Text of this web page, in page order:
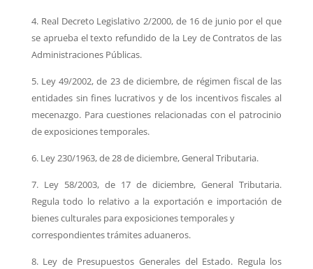
4. Real Decreto Legislativo 2/2000, de 16 de junio por el que
se aprueba el texto refundido de la Ley de Contratos de las
Administraciones Públicas.
5. Ley 49/2002, de 23 de diciembre, de régimen fiscal de las
entidades sin fines lucrativos y de los incentivos fiscales al
mecenazgo. Para cuestiones relacionadas con el patrocinio
deexposiciones temporales.
6. Ley 230/1963, de 28 de diciembre, General Tributaria.
7. Ley 58/2003, de 17 de diciembre, General Tributaria.
Regula todo lo relativo a la exportación e importación de
bienes culturales para exposiciones temporales y
correspondientes trámites aduaneros.
8. Ley de Presupuestos Generales del Estado. Regula los